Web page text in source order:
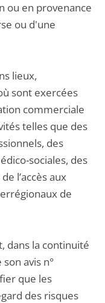
ou en provenance
ou d'une
lieux,
sont exercées
commerciale
telles que des
des
sociales, des
l’accès aux
de
dans la continuité
avis n°
que les
des risques